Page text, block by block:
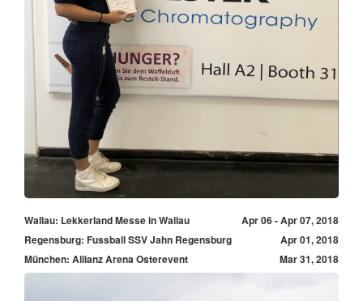
Wallau: Lekkerland Messe in Wallau
Apr 06 - Apr 07, 2018
Regensburg: Fussball SSV Jahn Regensburg
Apr 01, 2018
München: Allianz Arena Osterevent
Mar 31, 2018